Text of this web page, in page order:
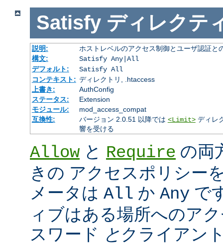
Satisfy ディレクテ
説明:
ホストレベルのアクセス制御とユーザ認証と
構文:
Satisfy Any|All
デフォルト:
Satisfy All
コンテキスト: ディレクトリ, .htaccess
上書き:
AuthConfig
ステータス:
Extension
モジュール:
mod_access_compat
互換性:
バージョン 2.0.51 以降では <Limit>ディレ
響を受ける
Allow と Require の両
きの アクセスポリシー
メータは All か Any で
ィブはある場所へのア
スワード とクライアン